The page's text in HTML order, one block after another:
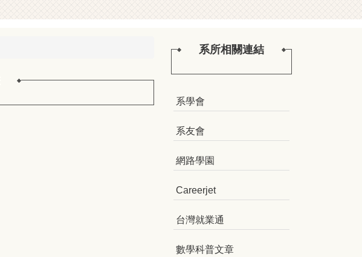
系所相關連結
系學會
系友會
網路學園
Careerjet
台灣就業通
數學科普文章